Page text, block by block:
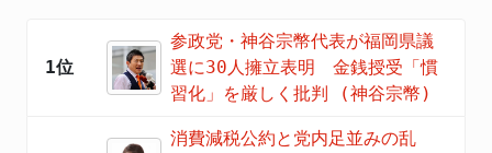
1位
参政党・神谷宗幣代表が福岡県議
選に30人擁立表明 金銭授受「慣
習化」を厳しく批判 (神谷宗幣)
消費減税公約と党内足並みの乱